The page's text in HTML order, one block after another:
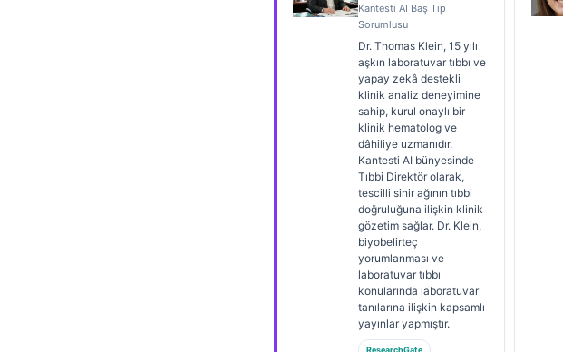
Kantesti AI Baş Tıp
Sorumlusu
Dr. Thomas Klein, 15 yılı
aşkın laboratuvar tıbbı ve
yapay zekâ destekli
klinik analiz deneyimine
sahip, kurul onaylı bir
klinik hematolog ve
dâhiliye uzmanıdır.
Kantesti AI bünyesinde
Tıbbi Direktör olarak,
tescilli sinir ağının tıbbi
doğruluğuna ilişkin klinik
gözetim sağlar. Dr. Klein,
biyobelirteç
yorumlanması ve
laboratuvar tıbbı
konularında laboratuvar
tanılarına ilişkin kapsamlı
yayınlar yapmıştır.
ResearchGate